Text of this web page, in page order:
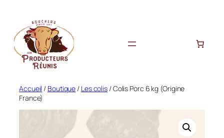
contenu
Accueil / Boutique / Les colis / Colis Porc 6 kg (Origine
France)